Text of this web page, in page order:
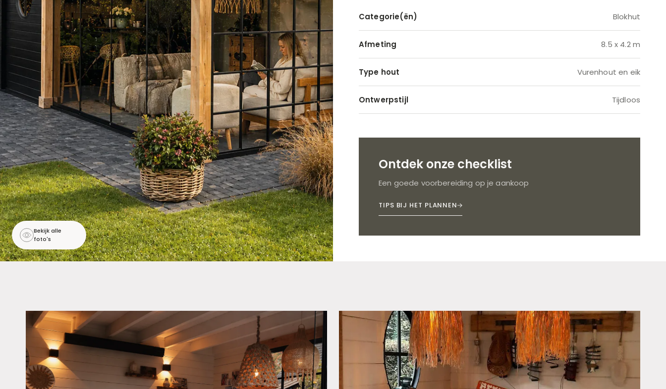
Bekijk alle
foto's
Categorie(ën) Blokhut
Afmeting 8.5 x 4.2 m
Type hout Vurenhout en eik
Ontwerpstijl Tijdloos
Ontdek onze checklist
Een goede voorbereiding op je aankoop
TIPS BIJ HET PLANNEN